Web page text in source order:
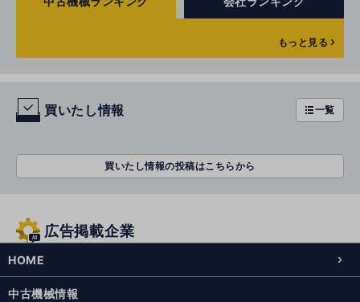
もっと見る
小林機械
東京エンジ
3
買いたし情報 一覧
買いたし情報の投稿はこちらから
広告掲載企業
HOME
中古機械情報